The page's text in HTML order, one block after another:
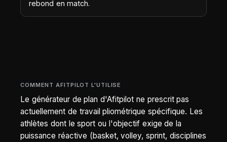
rebond en match.
COMMENT AFITPILOT L'UTILISE
Le générateur de plan d'Afitpilot ne prescrit pas
actuellement de travail pliométrique spécifique. Les
athlètes dont le sport ou l'objectif exige de la
puissance réactive (basket, volley, sprint, disciplines